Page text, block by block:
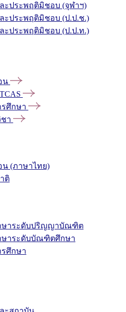
ะประพฤติมิชอบ (จุฬาฯ)
ะประพฤติมิชอบ (ป.ป.ช.)
ะประพฤติมิชอบ (ป.ป.ท.)
น
รศึกษา
า
(ภาษาไทย)
ติ
ษาระดับปริญญาบัณฑิต
ษาระดับบัณฑิตศึกษา
รศึกษา